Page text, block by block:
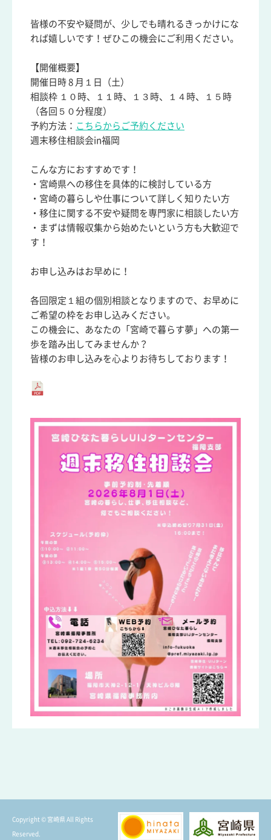
皆様の不安や疑問が、少しでも晴れるきっかけにな
れば嬉しいです！ぜひこの機会にご利用ください。
【開催概要】
開催日時 8 月１日（土）
相談枠 １０時、１１時、１３時、１４時、１５時
（各回５０分程度）
予約方法： こちらからご予約ください
週末移住相談会in福岡
こんな方におすすめです！
・宮崎県への移住を具体的に検討している方
・宮崎の暮らしや仕事について詳しく知りたい方
・移住に関する不安や疑問を専門家に相談したい方
・まずは情報収集から始めたいという方も大歓迎で
す！
お申し込みはお早めに！
各回限定１組の個別相談となりますので、お早めに
ご希望の枠をお申し込みください。
この機会に、あなたの「宮崎で暮らす夢」への第一
歩を踏み出してみませんか？
皆様のお申し込みを心よりお待ちしております！
Copyright © 宮崎県 All Rights
Reserved.